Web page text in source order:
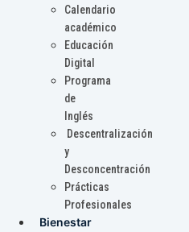
Calendario
académico
Educación
Digital
Programa
de
Inglés
Descentralización
y
Desconcentración
Prácticas
Profesionales
Bienestar